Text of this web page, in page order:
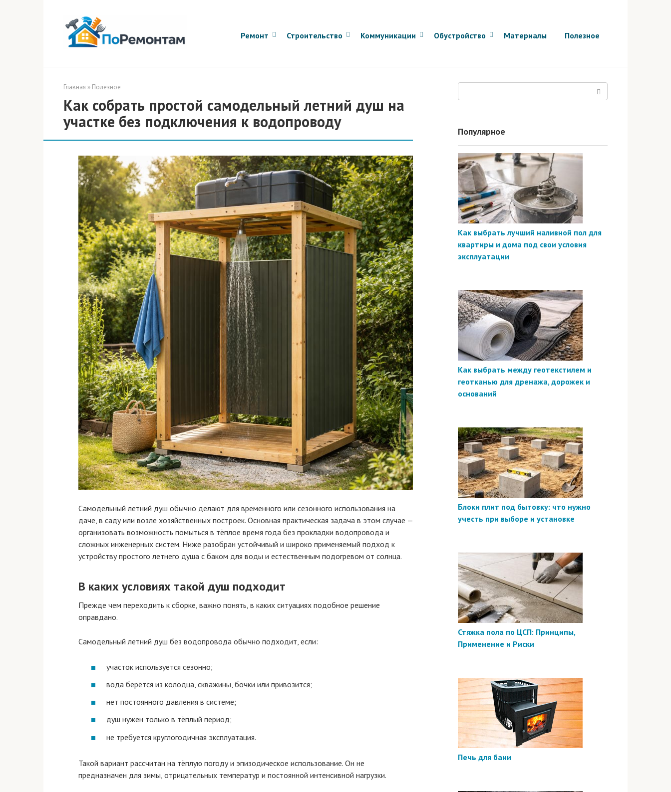
Ремонт Строительство Коммуникации Обустройство Материалы Полезное
Главная » Полезное
Как собрать простой самодельный летний душ на
участке без подключения к водопроводу
Самодельный летний душ обычно делают для временного или сезонного использования на
даче, в саду или возле хозяйственных построек. Основная практическая задача в этом случае —
организовать возможность помыться в тёплое время года без прокладки водопровода и
сложных инженерных систем. Ниже разобран устойчивый и широко применяемый подход к
устройству простого летнего душа с баком для воды и естественным подогревом от солнца.
В каких условиях такой душ подходит
Прежде чем переходить к сборке, важно понять, в каких ситуациях подобное решение
оправдано.
Самодельный летний душ без водопровода обычно подходит, если:
участок используется сезонно;
вода берётся из колодца, скважины, бочки или привозится;
нет постоянного давления в системе;
душ нужен только в тёплый период;
не требуется круглогодичная эксплуатация.
Такой вариант рассчитан на тёплую погоду и эпизодическое использование. Он не
предназначен для зимы, отрицательных температур и постоянной интенсивной нагрузки.
Популярное
Как выбрать лучший наливной пол для
квартиры и дома под свои условия
эксплуатации
Как выбрать между геотекстилем и
геотканью для дренажа, дорожек и
оснований
Блоки плит под бытовку: что нужно
учесть при выборе и установке
Стяжка пола по ЦСП: Принципы,
Применение и Риски
Печь для бани